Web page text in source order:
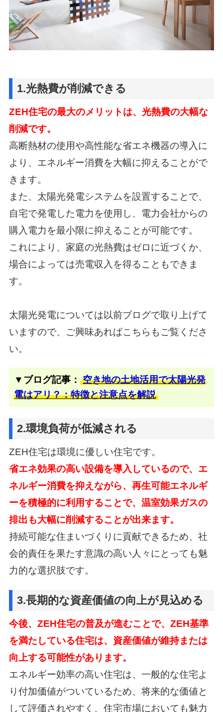
1.光熱費が削減できる
ZEH住宅の最大のメリットは、光熱費の大幅な
削減です。
高断熱材の使用や高性能な省エネ機器の導入に
より、エネルギー消費を大幅に抑えることがで
きます。
また、太陽光発電システムを設置することで、
自宅で発電した電力を使用し、 電力会社からの
購入電力を最小限に抑えることが可能です。
これにより、家庭の光熱費はゼロに近づくか、
場合によっては売電収入を得ることもできま
す。
太陽光発電については以前ブログで取り上げて
いますので、ご興味あればこちらもご覧くださ
い。
▼ブログ記事： 空き地の土地活用で太陽光発
電はアリ？：特徴と注意点を解説
2.環境負荷が低減される
ZEH住宅は環境に優しい住宅です。
省エネ効果の高い設備を導入しているので、エ
ネルギー消費を抑えながら、 再生可能エネルギ
ーを積極的に利用することで、温室効果ガスの
排出も大幅に削減することが出来ます。
持続可能な住まいづくりに貢献できるため、社
会的責任を果たす意識の高い人々にとっても魅
力的な選択肢です。
3.長期的な資産価値の向上が見込める
今後、ZEH住宅の普及が進むことで、ZEH基準
を満たしている住宅は、 資産価値が維持または
向上する可能性があります。
エネルギー効率の高い住宅は、一般的な住宅よ
り付加価値がついているため、 将来的な価値と
して評価されやすく、住宅市場においても魅力